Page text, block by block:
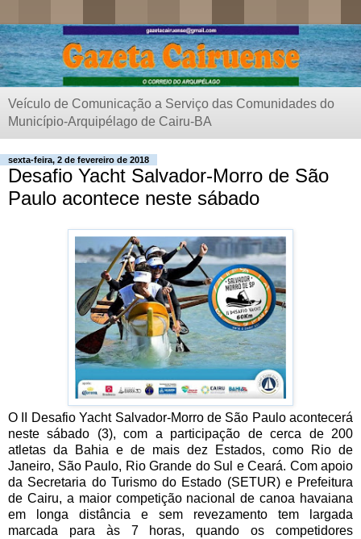
Veículo de Comunicação a Serviço das Comunidades do
Município-Arquipélago de Cairu-BA
sexta-feira, 2 de fevereiro de 2018
Desafio Yacht Salvador-Morro de São
Paulo acontece neste sábado
O II Desafio Yacht Salvador-Morro de São Paulo acontecerá
neste sábado (3), com a participação de cerca de 200
atletas da Bahia e de mais dez Estados, como Rio de
Janeiro, São Paulo, Rio Grande do Sul e Ceará. Com apoio
da Secretaria do Turismo do Estado (SETUR) e Prefeitura
de Cairu, a maior competição nacional de canoa havaiana
em longa distância e sem revezamento tem largada
marcada para às 7 horas, quando os competidores